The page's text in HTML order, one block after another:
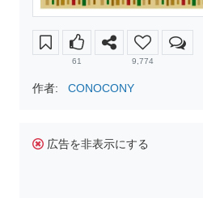
61 9,774
作者: CONOCONY
広告を非表示にする